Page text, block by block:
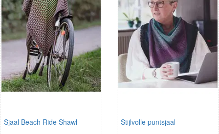
Sjaal Beach Ride Shawl Stijlvolle puntsjaal